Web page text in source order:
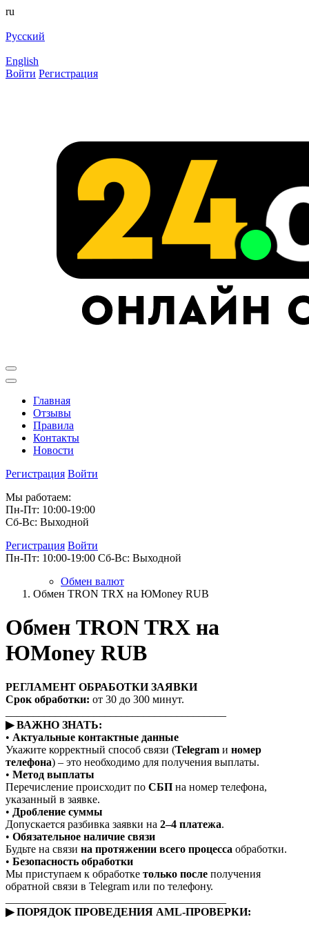
ru
Русский
English
Войти Регистрация
Главная
Отзывы
Правила
Контакты
Новости
Регистрация Войти
Мы работаем:
Пн-Пт: 10:00-19:00
Сб-Вс: Выходной
Регистрация Войти
Пн-Пт: 10:00-19:00 Сб-Вс: Выходной
Обмен валют
Обмен TRON TRX на ЮMoney RUB
Обмен TRON TRX на
ЮMoney RUB
РЕГЛАМЕНТ ОБРАБОТКИ ЗАЯВКИ
Срок обработки: от 30 до 300 минут.
▶ ВАЖНО ЗНАТЬ:
• Актуальные контактные данные
Укажите корректный способ связи (Telegram и номер
телефона) – это необходимо для получения выплаты.
• Метод выплаты
Перечисление происходит по СБП на номер телефона,
указанный в заявке.
• Дробление суммы
Допускается разбивка заявки на 2–4 платежа.
• Обязательное наличие связи
Будьте на связи на протяжении всего процесса обработки.
• Безопасность обработки
Мы приступаем к обработке только после получения
обратной связи в Telegram или по телефону.
▶ ПОРЯДОК ПРОВЕДЕНИЯ AML-ПРОВЕРКИ: